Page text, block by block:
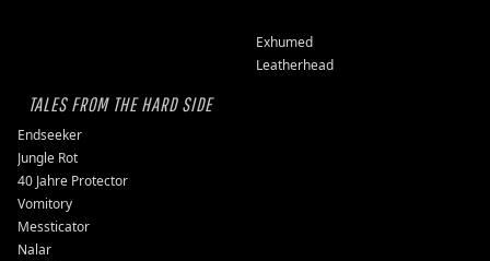
Exhumed
Leatherhead
TALES FROM THE HARD SIDE
Endseeker
Jungle Rot
40 Jahre Protector
Vomitory
Messticator
Nalar